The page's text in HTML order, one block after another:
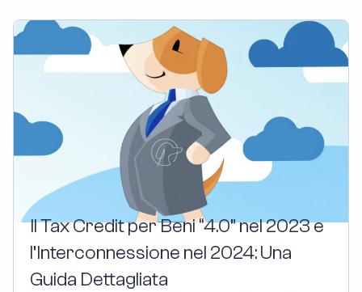
Il Tax Credit per Beni “4.0” nel 2023 e
l’Interconnessione nel 2024: Una
Guida Dettagliata